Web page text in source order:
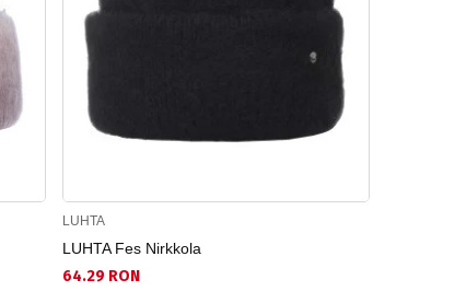
LUHTA
LUHTA Fes Nirkkola
64.29 RON